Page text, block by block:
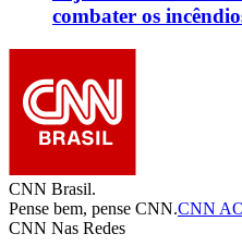
combater os
CNN Brasil.
Pense bem, pense CNN.CNN
CNN Nas Redes